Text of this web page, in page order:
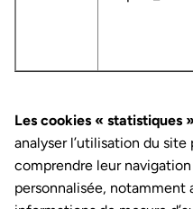
Les cookies « statistiques
analyser l’utilisation du
comprendre leur
personnalisée,